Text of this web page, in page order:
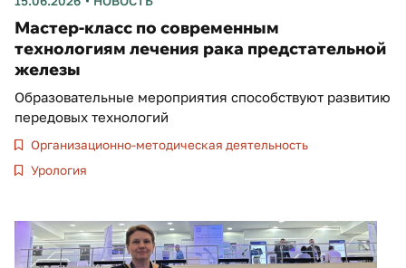
Мастер-класс по современным
технологиям лечения рака предстательной
железы
Образовательные мероприятия способствуют развитию
передовых технологий
Организационно-методическая деятельность
Урология